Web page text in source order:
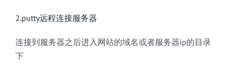
2.putty远程连接服务器
连接到服务器之后进入网站的域名或者服务器ip的目录
下